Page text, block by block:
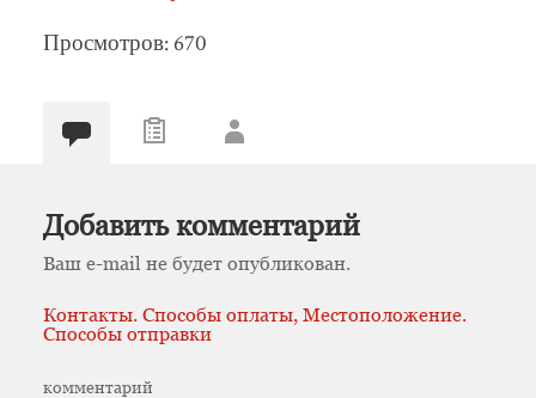
Просмотров: 670
Добавить комментарий
Ваш e-mail не будет опубликован.
Контакты. Способы оплаты, Местоположение.
Способы отправки
комментарий